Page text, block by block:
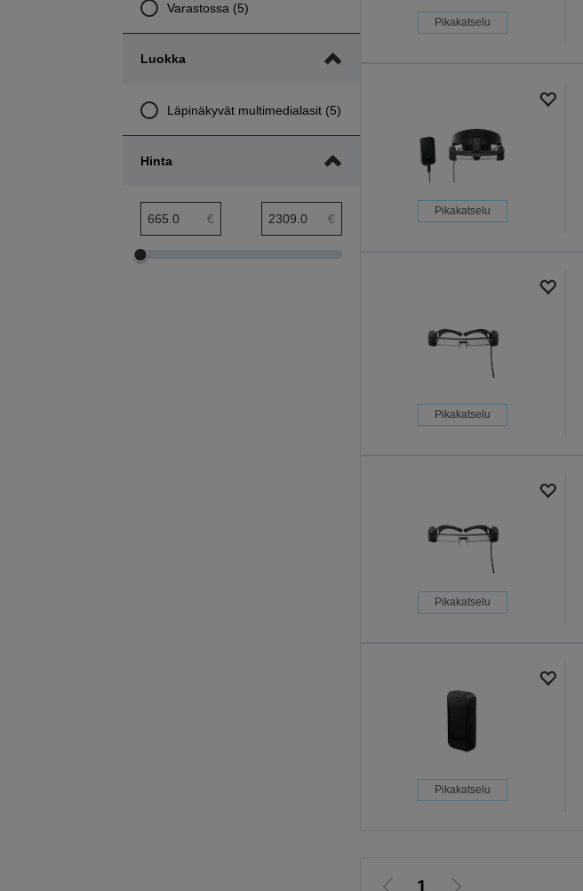
Varastossa (5)
Luokka
Läpinäkyvät multimedialasit (5)
Hinta
€ €
Säädä
Säädä
Pikakatselu
Pikakatselu
Pikakatselu
Pikakatselu
Pikakatselu
1